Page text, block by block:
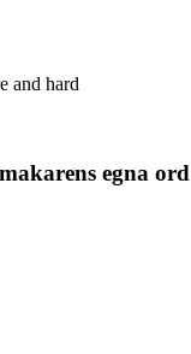
and hard
egna ord